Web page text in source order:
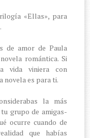
«Ellas», para
de amor de Paula
romántica. Si
vida viniera con
novela es para ti.
la más
grupo de amigas-
ocurre cuando de
que habías